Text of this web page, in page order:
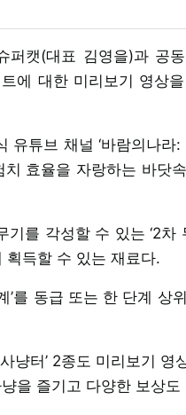
퍼캣(대표 김영을)과 공
트에 대한 미리보기 영상
유튜브 채널 ‘바람의나라
효율을 자랑하는 바닷
기를 각성할 수 있는 ‘2
획득할 수 있는 재료다.
’를 동급 또는 한 단계 상
사냥터’ 2종도 미리보기
을 즐기고 다양한 보상